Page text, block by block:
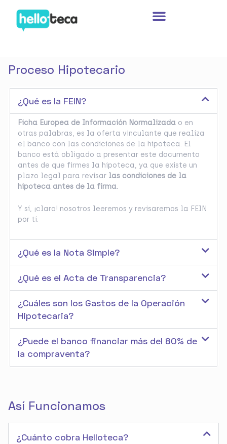
contenido
Proceso Hipotecario
¿Qué es la FEIN?
Ficha Europea de Información Normalizada o en
otras palabras, es la oferta vinculante que realiza
el banco con las condiciones de la hipoteca. El
banco está obligado a presentar este documento
antes de que firmes la hipoteca, ya que existe un
plazo legal para revisar las condiciones de la
hipoteca antes de la firma.
Y sí, ¡claro! nosotros leeremos y revisaremos la FEIN
por ti.
¿Qué es la Nota Simple?
¿Qué es el Acta de Transparencia?
¿Cuáles son los Gastos de la Operación
Hipotecaria?
¿Puede el banco financiar más del 80% de
la compraventa?
Así Funcionamos
¿Cuánto cobra Helloteca?